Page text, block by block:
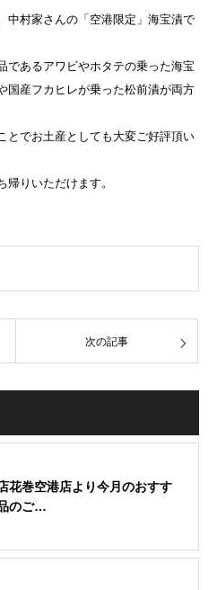
中村家さんの「空港限定」海宝漬で
であるアワビやホタテの乗った海宝
国産フカヒレが乗った松前漬が両方
とでお土産としても大変ご好評頂い
りいただけます。
次の記事
花巻空港店より今月のおすす
のご…